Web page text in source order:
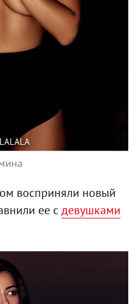
восприняли новый
ее сдевушками